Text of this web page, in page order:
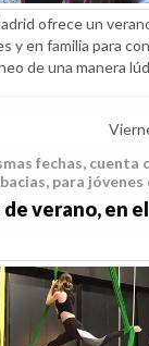
ofrece un
y en familia para
de una manera
fechas, cuenta
para jóvenes
verano, en